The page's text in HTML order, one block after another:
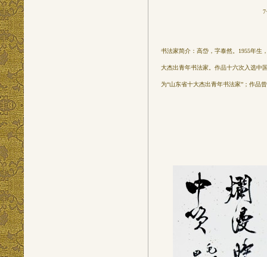
7
书法家简介：高岱，字泰然。1955年生
大杰出青年书法家。作品十六次入选中
为“山东省十大杰出青年书法家”；作品